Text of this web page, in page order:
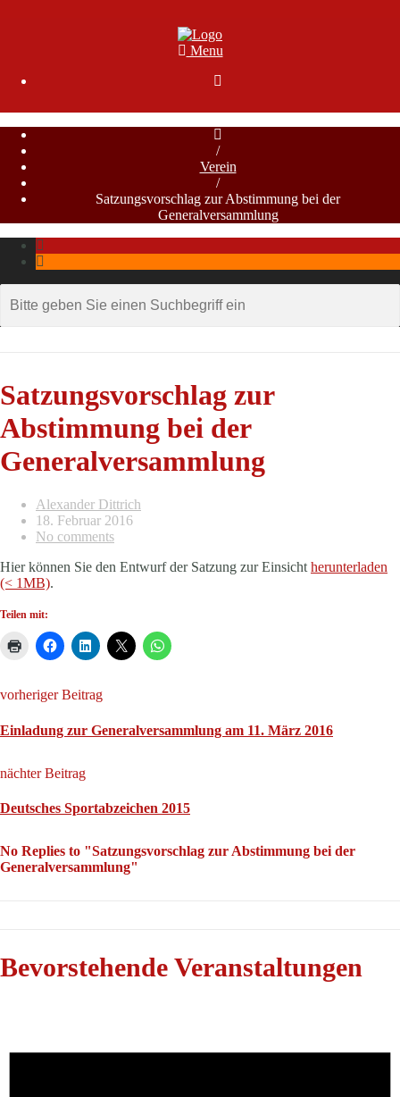
Menu

/
Verein
/
Satzungsvorschlag zur Abstimmung bei der
Generalversammlung
Satzungsvorschlag zur
Abstimmung bei der
Generalversammlung
Alexander Dittrich
18. Februar 2016
No comments
Hier können Sie den Entwurf der Satzung zur Einsichtherunterladen
(< 1MB).
Teilen mit:
vorheriger Beitrag
Einladung zur Generalversammlung am 11. März 2016
nächter Beitrag
Deutsches Sportabzeichen 2015
No Replies to "Satzungsvorschlag zur Abstimmung bei der
Generalversammlung"
Bevorstehende Veranstaltungen